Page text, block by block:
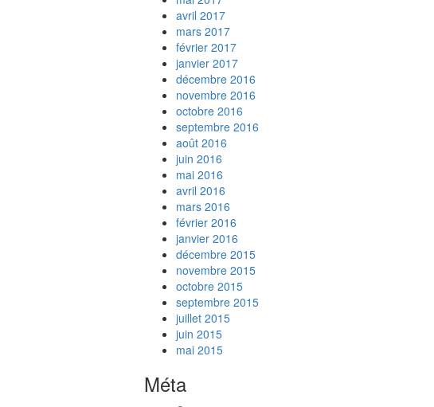
avril 2017
mars 2017
février 2017
janvier 2017
décembre 2016
novembre 2016
octobre 2016
septembre 2016
août 2016
juin 2016
mai 2016
avril 2016
mars 2016
février 2016
janvier 2016
décembre 2015
novembre 2015
octobre 2015
septembre 2015
juillet 2015
juin 2015
mai 2015
Méta